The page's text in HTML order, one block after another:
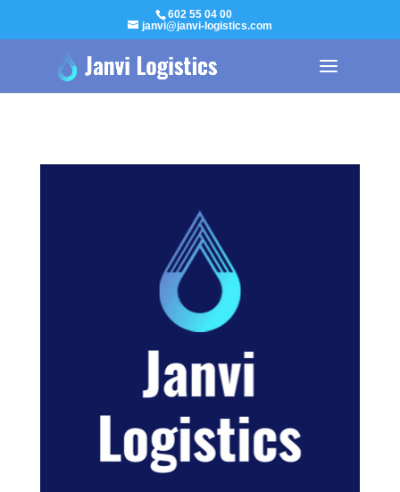
602 55 04 00
janvi@janvi-logistics.com